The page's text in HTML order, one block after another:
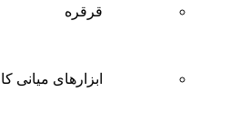
قرقره
ابزارهای میانی